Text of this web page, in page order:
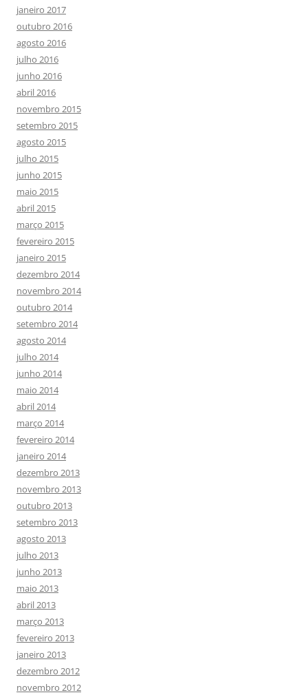
janeiro 2017
outubro 2016
agosto 2016
julho 2016
junho 2016
abril 2016
novembro 2015
setembro 2015
agosto 2015
julho 2015
junho 2015
maio 2015
abril 2015
março 2015
fevereiro 2015
janeiro 2015
dezembro 2014
novembro 2014
outubro 2014
setembro 2014
agosto 2014
julho 2014
junho 2014
maio 2014
abril 2014
março 2014
fevereiro 2014
janeiro 2014
dezembro 2013
novembro 2013
outubro 2013
setembro 2013
agosto 2013
julho 2013
junho 2013
maio 2013
abril 2013
março 2013
fevereiro 2013
janeiro 2013
dezembro 2012
novembro 2012